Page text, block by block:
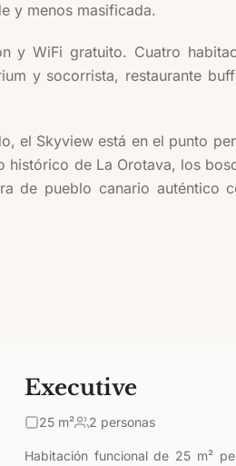
y menos masificada.
y WiFi gratuito. Cuatro
y socorrista, restaurante
el Skyview está en el punto
de La Orotava, los
de pueblo canario auténtico
Executive
25 m² 2 personas
Habitación funcional de 25 m²